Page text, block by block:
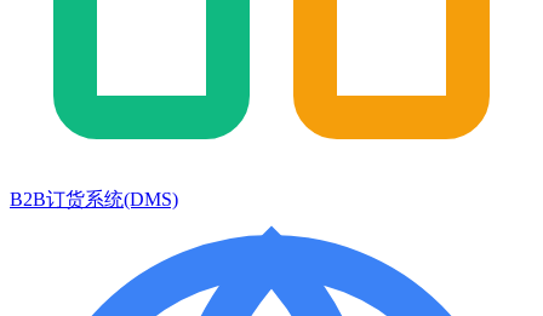
B2B订货系统(DMS)